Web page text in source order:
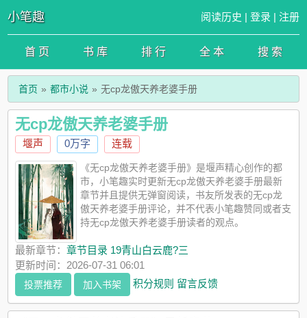
小笔趣 阅读历史 | 登录 | 注册
首 页 书 库 排 行 全 本 搜 索
首页 都市小说 无cp龙傲天养老婆手册
无cp龙傲天养老婆手册
堰声 0万字 连载
《无cp龙傲天养老婆手册》是堰声精心创作的都
市，小笔趣实时更新无cp龙傲天养老婆手册最新
章节并且提供无弹窗阅读，书友所发表的无cp龙
傲天养老婆手册评论，并不代表小笔趣赞同或者支
持无cp龙傲天养老婆手册读者的观点。
最新章节：章节目录 19青山白云鹿?三
更新时间：2026-07-31 06:01
投票推荐 加入书架 积分规则 留言反馈